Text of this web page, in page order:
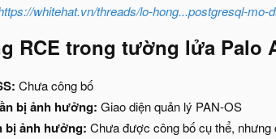
whitehat.vn/threads/lo-hong...postgresql-mo-
RCE trong tường lửa Palo
Chưa công bố
bị ảnh hưởng: Giao diện quản lý PAN-OS
bị ảnh hưởng: Chưa được công bố cụ thể,